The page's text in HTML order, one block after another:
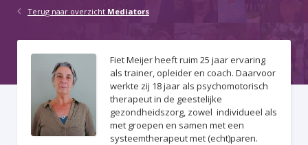
 Terug naar overzicht Mediators
Fiet Meijer heeft ruim 25 jaar ervaring
als trainer, opleider en coach. Daarvoor
werkte zij 18 jaar als psychomotorisch
therapeut in de geestelijke
gezondheidszorg, zowel individueel als
met groepen en samen met een
systeemtherapeut met (echt)paren.